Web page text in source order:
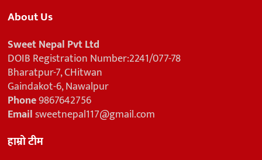
About Us
Sweet Nepal Pvt Ltd
DOIB Registration Number:2241/077-78
Bharatpur-7, CHitwan
Gaindakot-6, Nawalpur
Phone9867642756
Emailsweetnepal117@gmail.com
हाम्रो टीम